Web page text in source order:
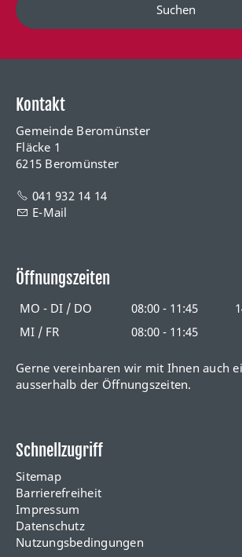
Suchen
Kontakt
Gemeinde Beromünster
Fläcke 1
6215 Beromünster
041 932 14 14
E-Mail
Öffnungszeiten
MO - DI / DO 08:00 - 11:45
MI / FR
08:00 - 11:45
Gerne vereinbaren wir mit Ihnen auch
ausserhalb der Öffnungszeiten.
Schnellzugriff
Sitemap
Barrierefreiheit
Impressum
Datenschutz
Nutzungsbedingungen